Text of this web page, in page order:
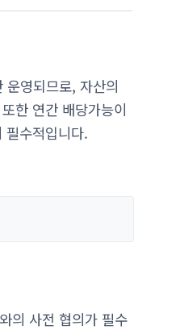
영되므로, 자산의
한 연간 배당가능이
수적입니다.
의 사전 협의가 필수